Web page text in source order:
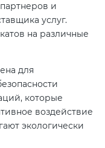
и
услуг.
на различные
для
которые
воздействие
экологически